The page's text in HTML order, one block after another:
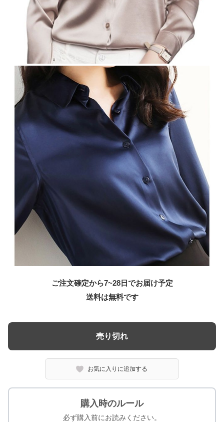
ご注文確定から7~28日でお届け予定
送料は無料です
売り切れ
お気に入りに追加する
購入時のルール
必ず購入前にお読みください。